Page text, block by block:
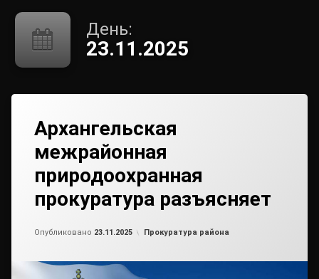
День:
23.11.2025
Архангельская
межрайонная
природоохранная
прокуратура разъясняет
Опубликовано 23.11.2025
21.11.2025
Рубрики:
Прокуратура района